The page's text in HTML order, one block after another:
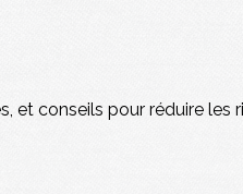
et conseils pour réduire les